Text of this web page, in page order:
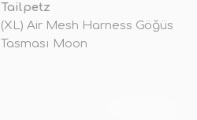
Tailpetz
(XL) Air Mesh Harness Göğüs
Tasması Moon